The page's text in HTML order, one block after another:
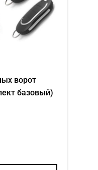
ворот
базовый)